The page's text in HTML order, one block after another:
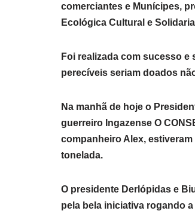
comerciantes e Munícipes,
Ecológica Cultural e
Foi realizada com sucesso
perecíveis seriam doados
Na manhã de hoje o
guerreiro Ingazense O
companheiro Alex,
tonelada.
O presidente Derlópidas e
pela bela iniciativa rogando